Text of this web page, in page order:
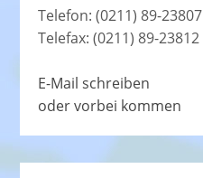
Telefon: (0211) 89-23807
Telefax: (0211) 89-23812
E-Mail schreiben
oder vorbei kommen